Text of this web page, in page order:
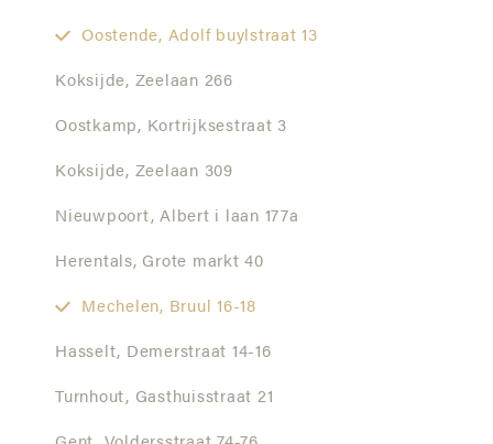
Oostende, Adolf buylstraat 13
Koksijde, Zeelaan 266
Oostkamp, Kortrijksestraat 3
Koksijde, Zeelaan 309
Nieuwpoort, Albert i laan 177a
Herentals, Grote markt 40
Mechelen, Bruul 16-18
Hasselt, Demerstraat 14-16
Turnhout, Gasthuisstraat 21